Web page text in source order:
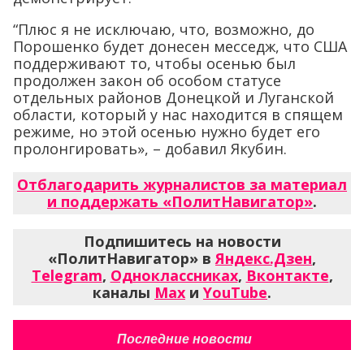
“Плюс я не исключаю, что, возможно, до
Порошенко будет донесен месседж, что США
поддерживают то, чтобы осенью был
продолжен закон об особом статусе
отдельных районов Донецкой и Луганской
области, который у нас находится в спящем
режиме, но этой осенью нужно будет его
пролонгировать», – добавил Якубин.
Отблагодарить журналистов за материал
и поддержать «ПолитНавигатор».
Подпишитесь на новости
«ПолитНавигатор» вЯндекс.Дзен,
Telegram, Одноклассниках, Вконтакте,
каналы Max и YouTube.
Последние новости